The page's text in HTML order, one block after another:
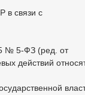
в связи с
№ 5-ФЗ (ред. от
действий